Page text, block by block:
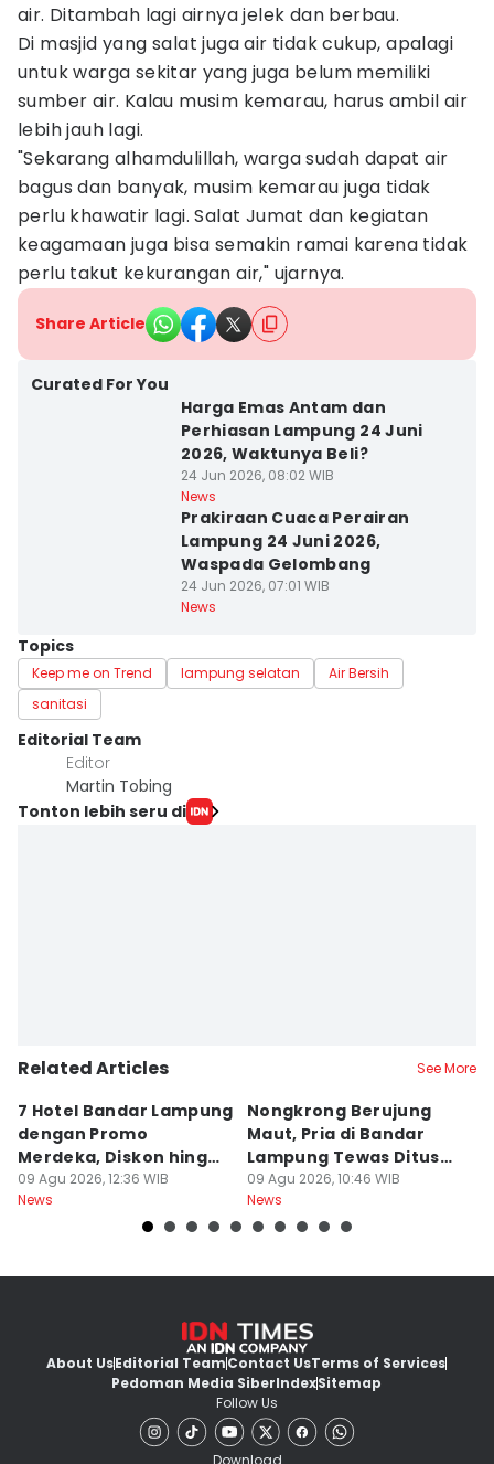
air. Ditambah lagi airnya jelek dan berbau.
Di masjid yang salat juga air tidak cukup, apalagi
untuk warga sekitar yang juga belum memiliki
sumber air. Kalau musim kemarau, harus ambil air
lebih jauh lagi.
"Sekarang alhamdulillah, warga sudah dapat air
bagus dan banyak, musim kemarau juga tidak
perlu khawatir lagi. Salat Jumat dan kegiatan
keagamaan juga bisa semakin ramai karena tidak
perlu takut kekurangan air," ujarnya.
Share Article
Curated For You
Harga Emas Antam dan
Perhiasan Lampung 24 Juni
2026, Waktunya Beli?
24 Jun 2026, 08:02 WIB
News
Prakiraan Cuaca Perairan
Lampung 24 Juni 2026,
Waspada Gelombang
24 Jun 2026, 07:01 WIB
News
Topics
Keep me on Trend lampung selatan
Air Bersih
sanitasi
Editorial Team
Editor
Martin Tobing
Tonton lebih seru di
Related Articles See More
7 Hotel Bandar Lampung
dengan Promo
Merdeka, Diskon hingga
50 Persen
09 Agu 2026, 12:36 WIB
News
Nongkrong Berujung
Maut, Pria di Bandar
Lampung Tewas Ditusuk
Teman
09 Agu 2026, 10:46 WIB
News
About UsEditorial TeamContact UsTerms of Services
Pedoman Media SiberIndexSitemap
Follow Us
Download